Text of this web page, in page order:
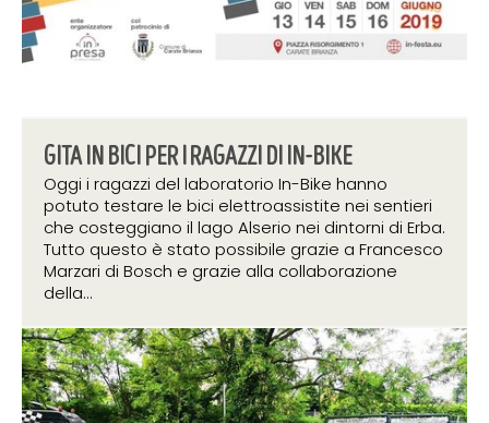
24 maggio 2019
GITA IN BICI PER I RAGAZZI DI IN-BIKE
Oggi i ragazzi del laboratorio In-Bike hanno
potuto testare le bici elettroassistite nei sentieri
che costeggiano il lago Alserio nei dintorni di Erba.
Tutto questo è stato possibile grazie a Francesco
Marzari di Bosch e grazie alla collaborazione
della...